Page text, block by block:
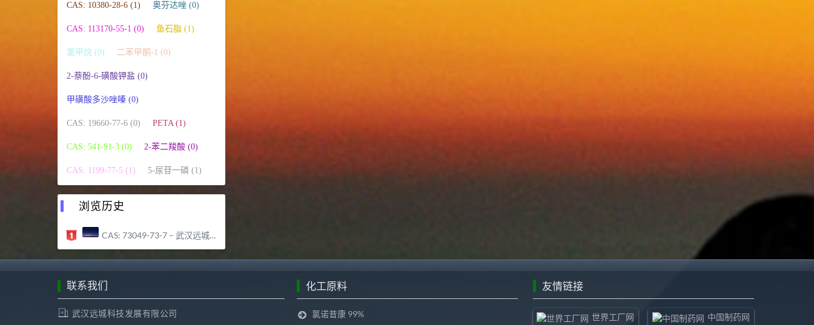
CAS: 10380-28-6 (1) 奥芬达唑 (0)
CAS: 113170-55-1 (0) 鱼石脂 (1)
氯甲烷 (0) 二苯甲酮-1 (0)
2-萘酚-6-磺酸钾盐 (0)
甲磺酸多沙唑嗪 (0)
CAS: 19660-77-6 (0) PETA (1)
CAS: 541-91-3 (0) 2-苯二羧酸 (0)
CAS: 1199-77-5 (1) 5-尿苷一磷 (1)
浏览历史
CAS: 73049-73-7 – 武汉远城科技发展有限公司
联系我们
武汉远城科技发展有限公司
化工原料
氯诺昔康 99%
友情链接
世界工厂网 中国制药网